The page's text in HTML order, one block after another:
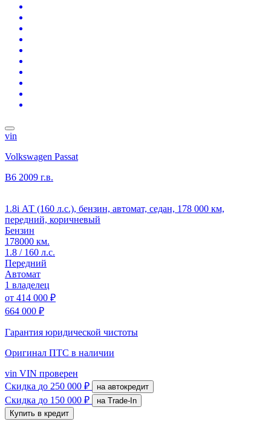
vin
Volkswagen Passat
B6 2009 г.в.
1.8i АТ (160 л.с.), бензин, автомат, седан, 178 000 км,
передний, коричневый
Бензин
178000 км.
1.8 / 160 л.с.
Передний
Автомат
1 владелец
от 414 000 ₽
664 000 ₽
Гарантия юридической чистоты
Оригинал ПТС в наличии
vin VIN проверен
Скидка до 250 000 ₽ на автокредит
Скидка до 150 000 ₽
на Trade-In
Купить в кредит